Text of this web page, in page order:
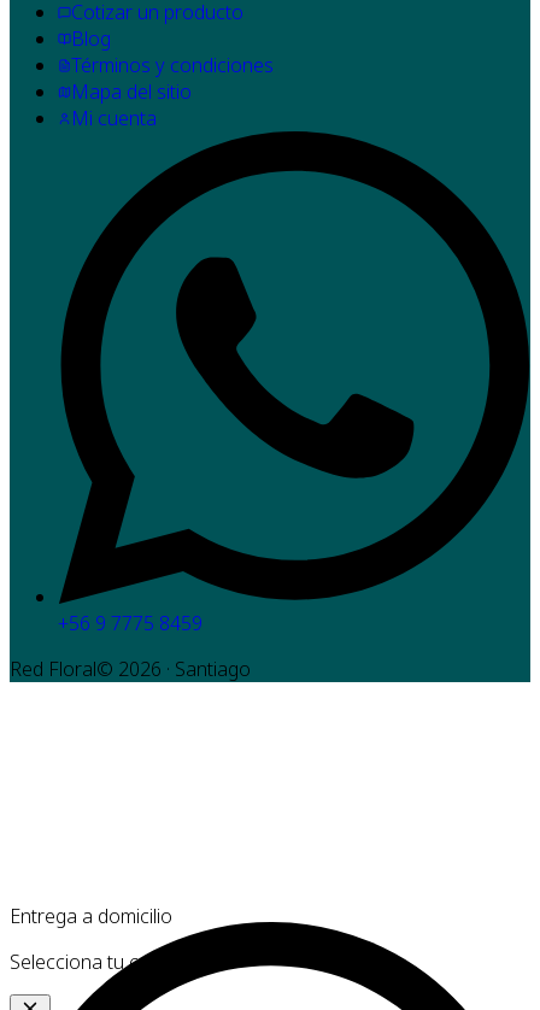
Cotizar un producto
Blog
Términos y condiciones
Mapa del sitio
Mi cuenta
+56 9 7775 8459
Red Floral© 2026 · Santiago
Entrega a domicilio
Selecciona tu comuna